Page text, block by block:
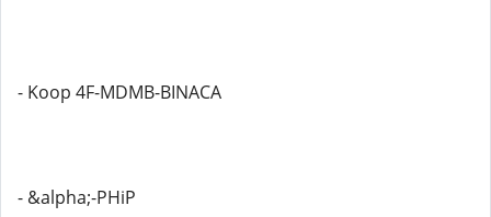
- Koop 4F-MDMB-BINACA
- &alpha;-PHiP